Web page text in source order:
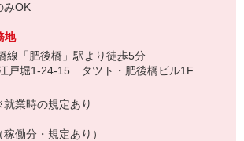
みOK
地
線「肥後橋」駅より徒歩5分
戸堀1-24-15 タツト・肥後橋ビル1F
業時の規定あり
働分・規定あり）